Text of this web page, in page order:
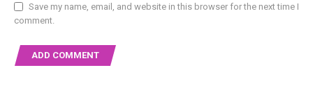
Save my name, email, and website in this browser for the next time I
comment.